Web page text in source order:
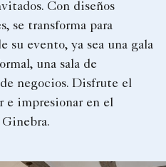
Con diseños
se transforma para
su evento, ya sea una gala
una sala de
negocios. Disfrute el
e impresionar en el